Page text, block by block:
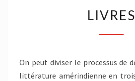
LIVRES
On peut diviser le processus de
littérature amérindienne en